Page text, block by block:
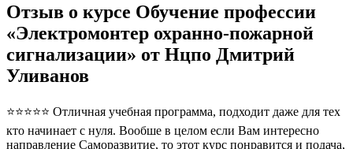
Отзыв о курсе Обучение профессии
«Электромонтер охранно-пожарной
сигнализации» от Нцпо Дмитрий
Уливанов
⭐⭐⭐⭐⭐ Отличная учебная программа, подходит даже для тех
кто начинает с нуля. Вообше в целом если Вам интересно
направление Саморазвитие, то этот курс понравится и подача,